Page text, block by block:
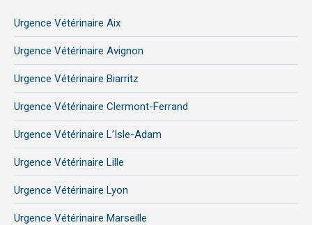
in
new
window
new new
Urgence Vétérinaire Aix
Urgence Vétérinaire Avignon
Urgence Vétérinaire Biarritz
Urgence Vétérinaire Clermont-Ferrand
Urgence Vétérinaire L’Isle-Adam
Urgence Vétérinaire Lille
Urgence Vétérinaire Lyon
Urgence Vétérinaire Marseille